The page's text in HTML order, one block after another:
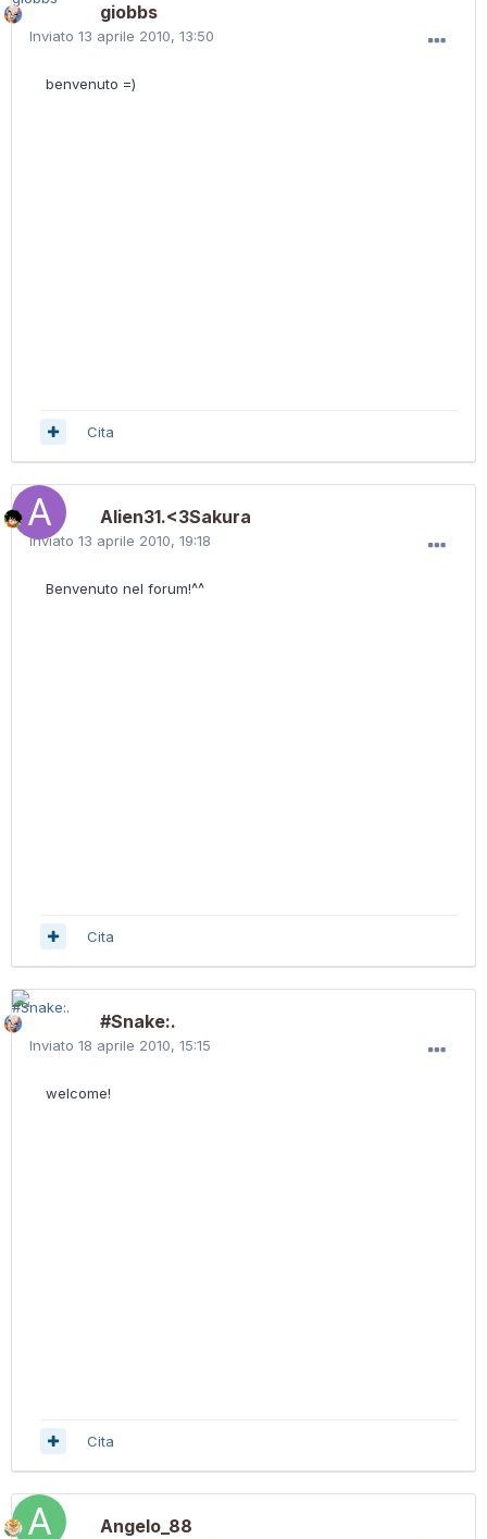
giobbs
Inviato 13 aprile 2010, 13:50
benvenuto =)
Cita
Alien31.<3Sakura
Inviato 13 aprile 2010, 19:18
Benvenuto nel forum!^^
Cita
#Snake:.
Inviato 18 aprile 2010, 15:15
welcome!
Cita
Angelo_88